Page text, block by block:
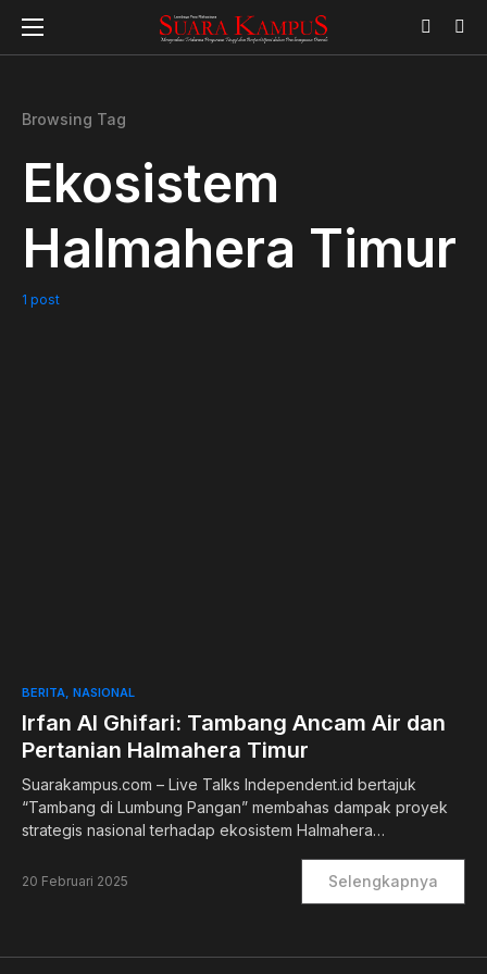
Browsing Tag
Ekosistem
Halmahera Timur
1 post
BERITA NASIONAL
Irfan Al Ghifari: Tambang Ancam Air dan
Pertanian Halmahera Timur
Suarakampus.com – Live Talks Independent.id bertajuk
“Tambang di Lumbung Pangan” membahas dampak proyek
strategis nasional terhadap ekosistem Halmahera…
20 Februari 2025 Selengkapnya